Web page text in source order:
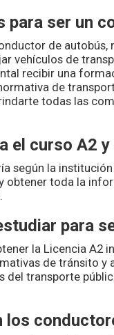
para ser un
de autobús,
vehículos de
recibir una
de
todas las
el curso A2 y
según la
obtener toda la
para
la Licencia A2
de tránsito y
del transporte
los